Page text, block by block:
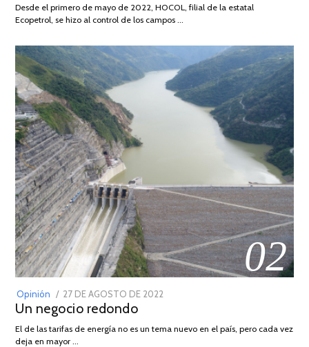
2026
Desde el primero de mayo de 2022, HOCOL, filial de la estatal
Ecopetrol, se hizo al control de los campos …
02
Opinión
POSTED
ON
27 DE AGOSTO DE 2022
DE
Un negocio redondo
El de las tarifas de energía no es un tema nuevo en el país, pero cada vez
deja en mayor …